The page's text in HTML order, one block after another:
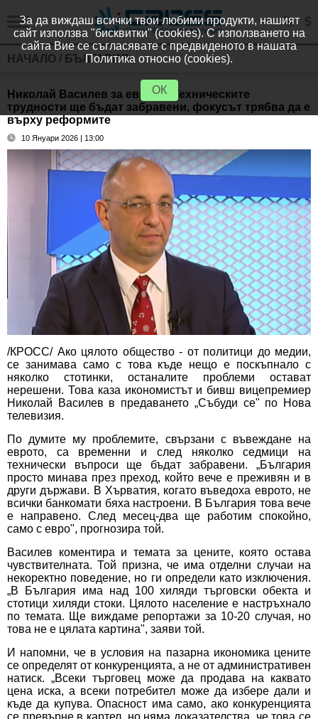
НАЧАЛО / БЪЛГАРИЯ
Николай Василев за еврото: Техническите
трудности ще бъдат забравени, фокусът трябва да е
върху реформите
10 Януари 2026 | 13:00
/КРОСС/ Ако цялото общество - от политици до медии,
се занимава само с това къде нещо е поскъпнало с
няколко стотинки, останалите проблеми остават
нерешени. Това каза икономистът и бивш вицепремиер
Николай Василев в предаването „Събуди се" по Нова
телевизия.
По думите му проблемите, свързани с въвеждане на
еврото, са временни и след няколко седмици на
технически въпроси ще бъдат забравени. „България
просто минава през преход, който вече е преживян и в
други държави. В Хърватия, когато въведоха еврото, не
всички банкомати бяха настроени. В България това вече
е направено. След месец-два ще работим спокойно,
само с евро", прогнозира той.
Василев коментира и темата за цените, която остава
чувствителната. Той призна, че има отделни случаи на
некоректно поведение, но ги определи като изключения.
„В България има над 100 хиляди търговски обекта и
стотици хиляди стоки. Цялото население е настръхнало
по темата. Ще виждаме репортажи за 10-20 случая, но
това не е цялата картина", заяви той.
И напомни, че в условия на пазарна икономика цените
се определят от конкуренцията, а не от административен
натиск. „Всеки търговец може да продава на каквато
цена иска, а всеки потребител може да избере дали и
къде да купува. Опасност има само, ако конкуренцията
се превърне в картел, но няма доказателства, че това се
За да виждаш всички твои любими продукти, нашият
сайт използва "бисквитки" (cookies). С използването на
сайта Вие се съгласявате с предвиденото в нашата
Политика относно (cookies).
ОК